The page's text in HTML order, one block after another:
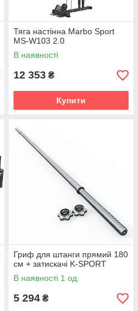
Тяга настінна Marbo Sport
MS-W103 2.0
В наявності
12 353 ₴
Купити
Гриф для штанги прямий 180
см + затискачі K-SPORT
В наявності 1 од.
5 294 ₴